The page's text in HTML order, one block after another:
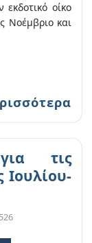
οίκο
Νοέμβριο και
τις
Ιουλίου-